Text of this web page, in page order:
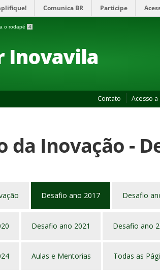
Comunica BR Participe
o rodapé 4
Inovavila
Contato Acesso
da Inovação -
Desafio ano 2017 Desafio
Desafio ano 2021 Desafio ano
Aulas e Mentorias Todas as